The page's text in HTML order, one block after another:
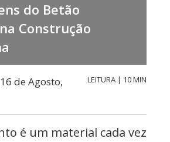
do Betão
Construção
de Agosto,
LEITURA | 10 MIN
é um material cada vez